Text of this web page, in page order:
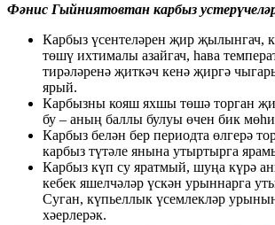
Фәнис Гыйниятовтан карбыз
Карбыз үсентеләрен җир җылынгач,
төшү ихтималы азайгач, һава
тирәләренә җиткәч кенә җиргә
ярый.
Карбызны кояш яхшы төшә торган
бу – аның баллы булуы өчен бик
Карбыз белән бер периодта өлгерә
карбыз түтәле янына утыртырга
Карбыз күп су яратмый, шуңа күрә
кебек яшелчәләр үскән урыннарга
Суган, күпьеллык үсемлекләр
хәерлерәк.